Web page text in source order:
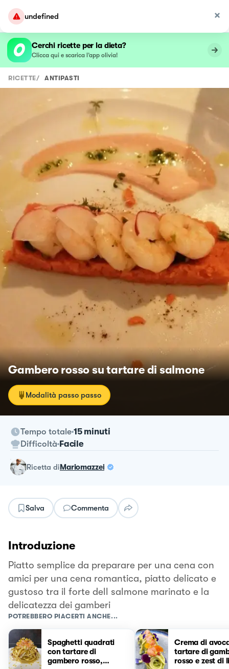
undefined
Cerchi ricette per la dieta?
Clicca qui e scarica l’app olivia!
RICETTE/ ANTIPASTI
Gambero rosso su tartare di salmone
Modalità passo passo
Tempo totale 15 minuti
Difficoltà Facile
ricetta diMariomazzei
Salva Commenta
Introduzione
Piatto semplice da preparare per una cena con
amici per una cena romantica, piatto delicato e
gustoso tra il forte dell salmone marinato e la
delicatezza dei gamberi
POTREBBERO PIACERTI ANCHE...
Spaghetti quadrati
con tartare di
gambero rosso,
Crema di
tartare di
rosso e zest di